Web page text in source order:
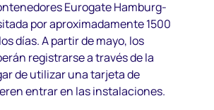
Eurogate Hamburg-
por aproximadamente 1500
días. A partir de mayo, los
registrarse a través de la
de utilizar una tarjeta de
entrar en las instalaciones.